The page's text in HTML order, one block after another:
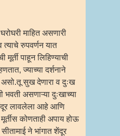
माहित असणारी
त्याचे रुपवर्णन यात
पाहून लिहिण्याची
ज्याच्या दर्शनाने
असो.तू सुख देणारा व दुःख
असणाऱ्या दुःखाच्या
लावलेला आहे आणि
कोणताही अपाय होऊ
ने भांगात शेंदूर